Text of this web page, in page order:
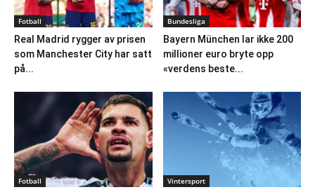
Fotball
Real Madrid rygger av prisen
som Manchester City har satt
på...
Bundesliga
Bayern München lar ikke 200
millioner euro bryte opp
«verdens beste...
Fotball Vintersport